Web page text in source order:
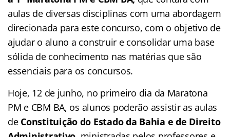
aulas de diversas disciplinas com uma abordagem
direcionada para este concurso, com o objetivo de
ajudar o aluno a construir e consolidar uma base
sólida de conhecimento nas matérias que são
essenciais para os concursos.
Hoje, 12 de junho, no primeiro dia da Maratona
PM e CBM BA, os alunos poderão assistir as aulas
de Constituição do Estado da Bahia e de Direito